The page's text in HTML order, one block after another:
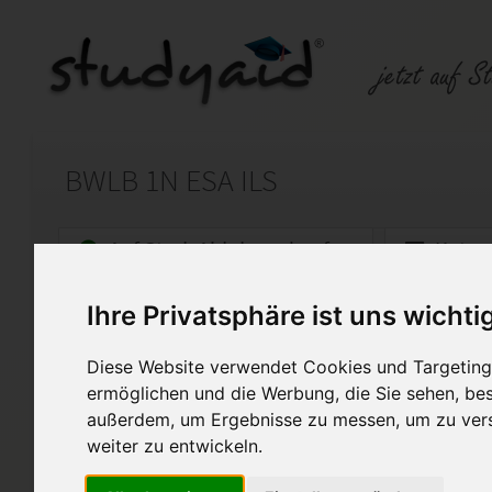
Ihre Privatsphäre ist uns
Diese Website verwendet Cookies und
ermöglichen und die Werbung, die Sie sehen,
außerdem, um Ergebnisse zu messen, um zu
weiter zu entwickeln.
BWLB 1N ESA ILS
Auf StudyAid.de verkaufen
Startseite Wirtschaft
Grundlagen
BWLB 1N - XX1 - A09
Ich biete meine ESA als
Note: 1